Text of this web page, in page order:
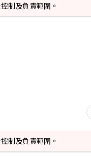
制及負責範圍。
制及負責範圍。